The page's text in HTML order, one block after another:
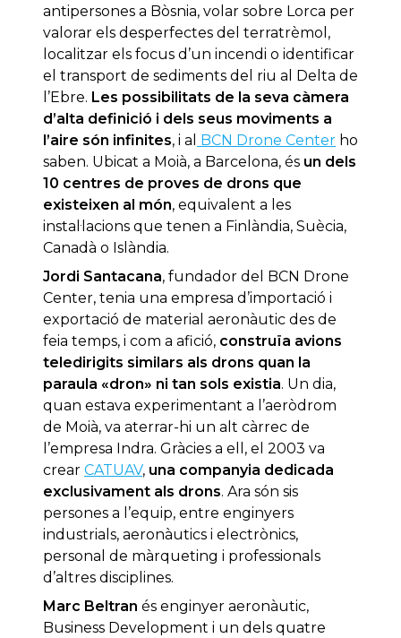
antipersones a Bòsnia, volar sobre Lorca per
valorar els desperfectes del terratrèmol,
localitzar els focus d’un incendi o identificar
el transport de sediments del riu al Delta de
l’Ebre. Les possibilitats de la seva càmera
d’alta definició i dels seus moviments a
l’aire són infinites, i al BCN Drone Center ho
saben. Ubicat a Moià, a Barcelona, és un dels
10 centres de proves de drons que
existeixen al món, equivalent a les
instal·lacions que tenen a Finlàndia, Suècia,
Canadà o Islàndia.
Jordi Santacana, fundador del BCN Drone
Center, tenia una empresa d’importació i
exportació de material aeronàutic des de
feia temps, i com a afició, construïa avions
teledirigits similars als drons quan la
paraula «dron» ni tan sols existia. Un dia,
quan estava experimentant a l’aeròdrom
de Moià, va aterrar-hi un alt càrrec de
l’empresa Indra. Gràcies a ell, el 2003 va
crear CATUAV, una companyia dedicada
exclusivament als drons. Ara són sis
persones a l’equip, entre enginyers
industrials, aeronàutics i electrònics,
personal de màrqueting i professionals
d’altres disciplines.
Marc Beltran és enginyer aeronàutic,
Business Development i un dels quatre